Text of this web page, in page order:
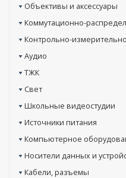
Объективы и аксессуары
Коммутационно-
Контрольно-
Аудио
ТЖК
Свет
Школьные видеостудии
Источники питания
Компьютерное
Носители данных и
Кабели, разъемы